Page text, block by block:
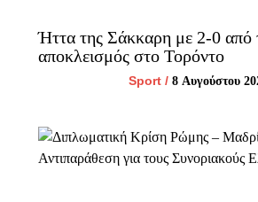
Ήττα της Σάκκαρη με 2-0 από
αποκλεισμός στο Τορόντο
Sport / 8 Αυγούστου